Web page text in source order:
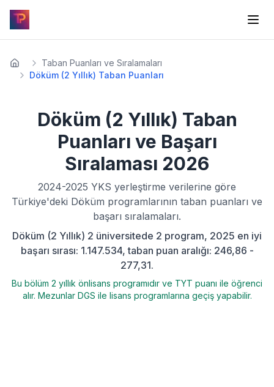
Taban Puanları ve Sıralamaları
Döküm (2 Yıllık) Taban Puanları
Döküm (2 Yıllık) Taban
Puanları ve Başarı
Sıralaması 2026
2024-2025 YKS yerleştirme verilerine göre
Türkiye'deki Döküm programlarının taban puanları ve
başarı sıralamaları.
Döküm (2 Yıllık) 2 üniversitede 2 program, 2025 en iyi
başarı sırası: 1.147.534, taban puan aralığı: 246,86 -
277,31.
Bu bölüm 2 yıllık önlisans programıdır ve TYT puanı ile öğrenci
alır. Mezunlar DGS ile lisans programlarına geçiş yapabilir.